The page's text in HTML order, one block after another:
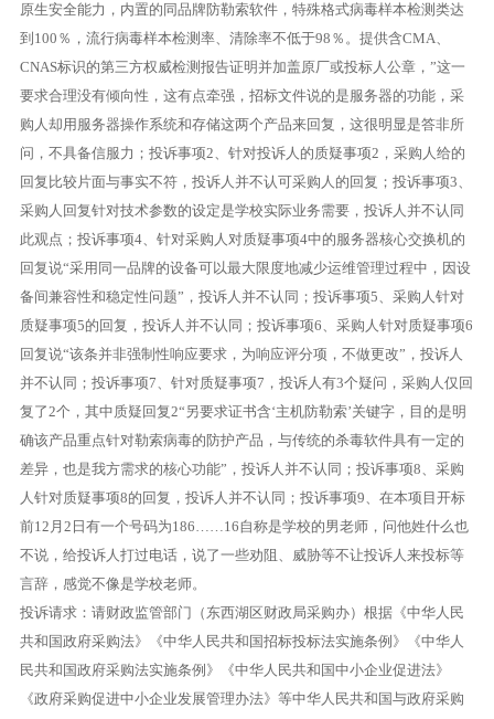
原生安全能力，内置的同品牌防勒索软件，特殊格式病毒样本检测类达
到100％，流行病毒样本检测率、清除率不低于98％。提供含CMA、
CNAS标识的第三方权威检测报告证明并加盖原厂或投标人公章，”这一
要求合理没有倾向性，这有点牵强，招标文件说的是服务器的功能，采
购人却用服务器操作系统和存储这两个产品来回复，这很明显是答非所
问，不具备信服力；投诉事项2、针对投诉人的质疑事项2，采购人给的
回复比较片面与事实不符，投诉人并不认可采购人的回复；投诉事项3、
采购人回复针对技术参数的设定是学校实际业务需要，投诉人并不认同
此观点；投诉事项4、针对采购人对质疑事项4中的服务器核心交换机的
回复说“采用同一品牌的设备可以最大限度地减少运维管理过程中，因设
备间兼容性和稳定性问题”，投诉人并不认同；投诉事项5、采购人针对
质疑事项5的回复，投诉人并不认同；投诉事项6、采购人针对质疑事项6
回复说“该条并非强制性响应要求，为响应评分项，不做更改”，投诉人
并不认同；投诉事项7、针对质疑事项7，投诉人有3个疑问，采购人仅回
复了2个，其中质疑回复2“另要求证书含‘主机防勒索’关键字，目的是明
确该产品重点针对勒索病毒的防护产品，与传统的杀毒软件具有一定的
差异，也是我方需求的核心功能”，投诉人并不认同；投诉事项8、采购
人针对质疑事项8的回复，投诉人并不认同；投诉事项9、在本项目开标
前12月2日有一个号码为186……16自称是学校的男老师，问他姓什么也
不说，给投诉人打过电话，说了一些劝阻、威胁等不让投诉人来投标等
言辞，感觉不像是学校老师。
投诉请求：请财政监管部门（东西湖区财政局采购办）根据《中华人民
共和国政府采购法》《中华人民共和国招标投标法实施条例》《中华人
民共和国政府采购法实施条例》《中华人民共和国中小企业促进法》
《政府采购促进中小企业发展管理办法》等中华人民共和国与政府采购